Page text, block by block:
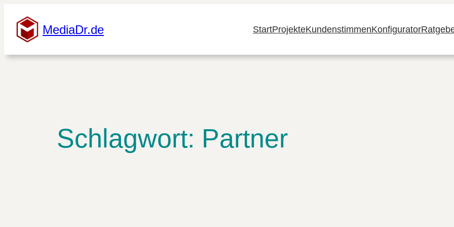
Inhalt
springen
MediaDr.de StartProjekteKundenstimmenKonfigurator
Schlagwort: Partner